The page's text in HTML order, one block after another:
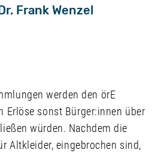
Frank Wenzel
werden den örE
Erlöse sonst Bürger:innen über
würden. Nachdem die
Altkleider, eingebrochen sind,